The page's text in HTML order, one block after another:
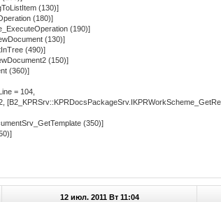
(130)]
(180)]
(190)]
(130)]
(490)]
(150)]
(360)]
= 104,
(350)]
12 июл. 2011 Вт 11:04